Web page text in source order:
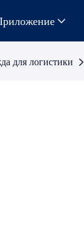
для логистики